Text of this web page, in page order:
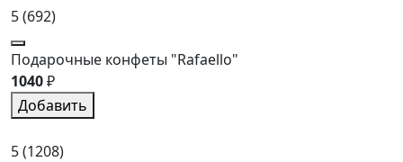
5(692)
Подарочные конфеты "Rafaello"
1040₽
Добавить
5(1208)